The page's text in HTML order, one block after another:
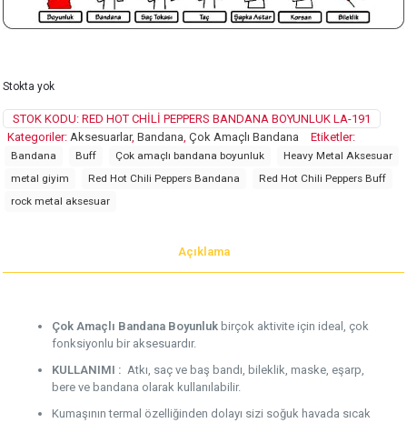
Stokta yok
STOK KODU: RED HOT CHILI PEPPERS BANDANA BOYUNLUK LA-191
Kategoriler: Aksesuarlar, Bandana, Çok Amaçlı Bandana Etiketler:
Bandana Buff Çok amaçlı bandana boyunluk
Heavy Metal Aksesuar
metal giyim
Red Hot Chili Peppers Bandana
Red Hot Chili Peppers Buff
rock metal aksesuar
Açıklama
Çok Amaçlı Bandana Boyunluk birçok aktivite için ideal, çok
fonksiyonlu bir aksesuardır.
KULLANIMI :Atkı, saç ve baş bandı, bileklik, maske, eşarp,
bere ve bandana olarak kullanılabilir.
Kumaşının termal özelliğinden dolayı sizi soğuk havada sıcak